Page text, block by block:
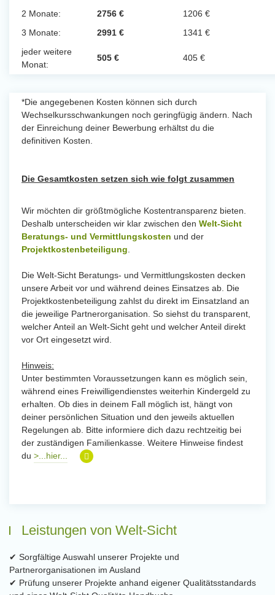
2 Monate: 2756 €
1206 €
3 Monate:
2991 €
1341 €
jeder weitere
Monat:
505 € 405 €
*Die angegebenen Kosten können sich durch
Wechselkursschwankungen noch geringfügig ändern. Nach
der Einreichung deiner Bewerbung erhältst du die
definitiven Kosten.
Die Gesamtkosten setzen sich wie folgt zusammen
Wir möchten dir größtmögliche Kostentransparenz bieten.
Deshalb unterscheiden wir klar zwischen den Welt-Sicht
Beratungs- und Vermittlungskosten und der
Projektkostenbeteiligung
Die Welt-Sicht Beratungs- und Vermittlungskosten decken
unsere Arbeit vor und während deines Einsatzes ab. Die
Projektkostenbeteiligung zahlst du direkt im Einsatzland an
die jeweilige Partnerorganisation. So siehst du transparent,
welcher Anteil an Welt-Sicht geht und welcher Anteil direkt
vor Ort eingesetzt wird.
Hinweis:
Unter bestimmten Voraussetzungen kann es möglich sein,
während eines Freiwilligendienstes weiterhin Kindergeld zu
erhalten. Ob dies in deinem Fall möglich ist, hängt von
deiner persönlichen Situation und den jeweils aktuellen
Regelungen ab. Bitte informiere dich dazu rechtzeitig bei
der zuständigen Familienkasse. Weitere Hinweise findest
du >...hier...
Leistungen von Welt-Sicht
✔ Sorgfältige Auswahl unserer Projekte und
Partnerorganisationen im Ausland
✔ Prüfung unserer Projekte anhand eigener Qualitätsstandards